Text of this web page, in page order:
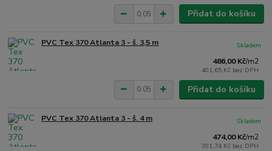
Přidat do košíku
PVC Tex 370 Atlanta 3 - š. 3,5 m
486,00 Kč/m2
401,65 Kč bez DPH
Skladem
Přidat do košíku
PVC Tex 370 Atlanta 3 - š. 4 m
474,00 Kč/m2
391,74 Kč bez DPH
Skladem